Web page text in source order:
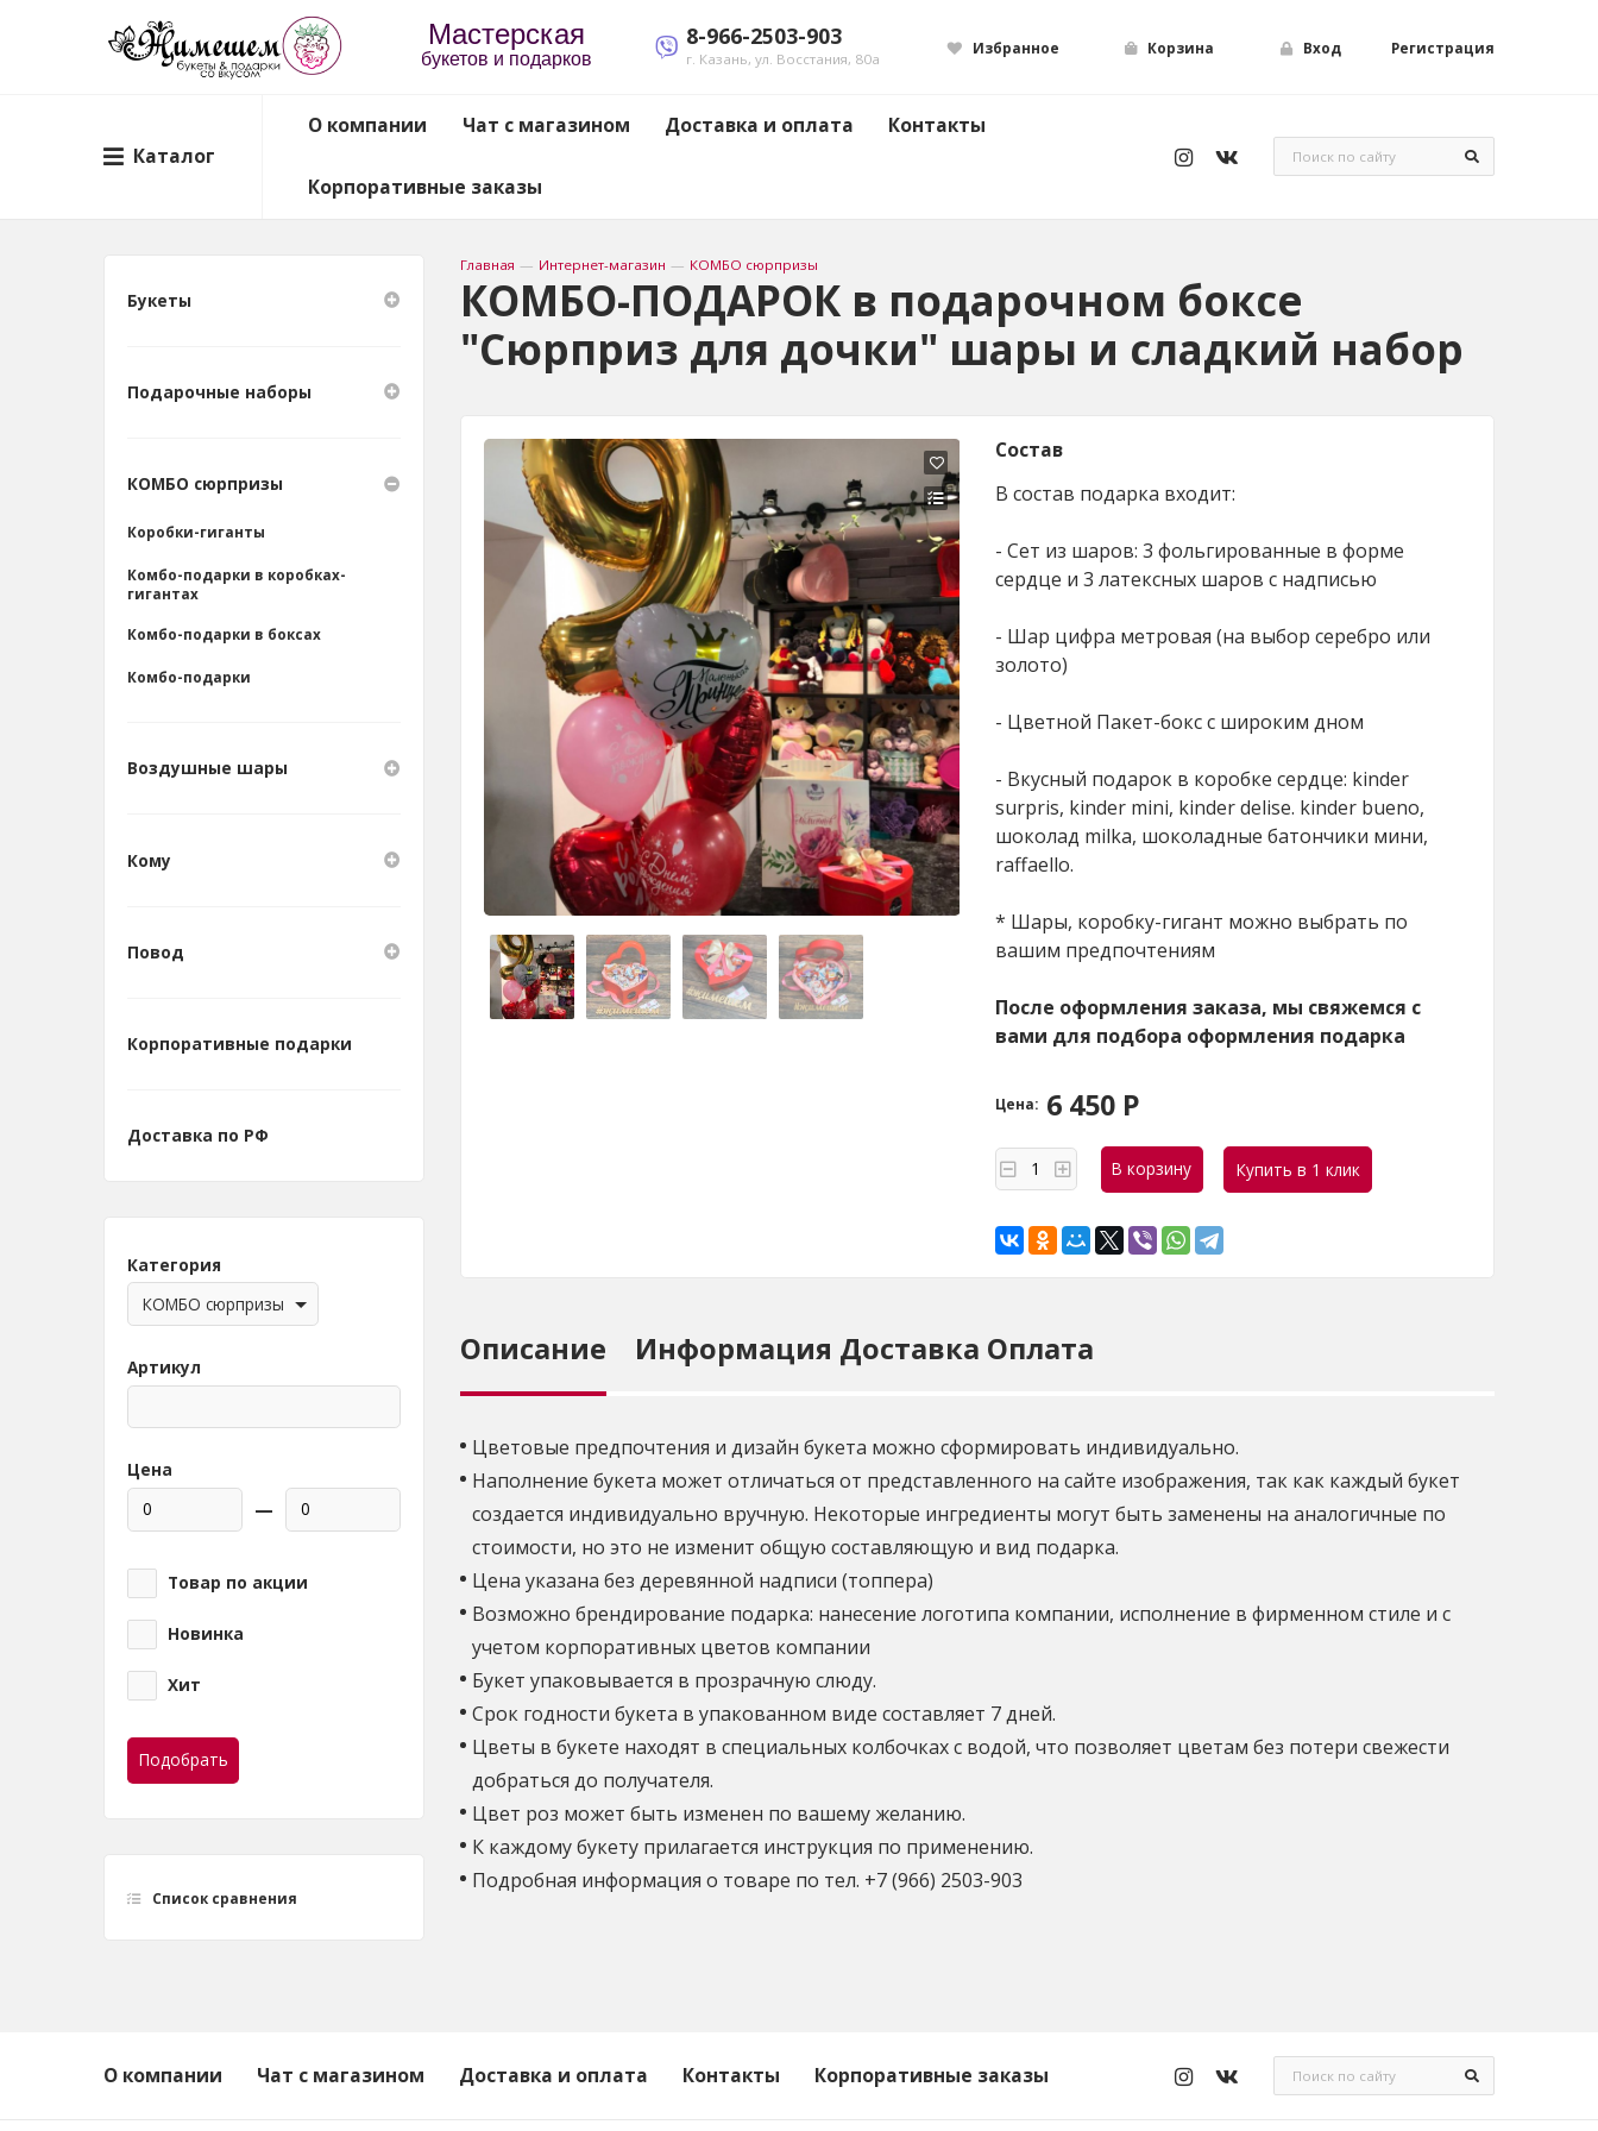
Мастерская
букетов и подарков
8-966-2503-903
г. Казань, ул. Восстания, 80а
Избранное Корзина Вход Регистрация
Каталог
О компании Чат с магазином Доставка и оплата Контакты
Корпоративные заказы
Главная — Интернет-магазин — КОМБО сюрпризы
КОМБО-ПОДАРОК в подарочном боксе
"Сюрприз для дочки" шары и сладкий набор
Состав
В состав подарка входит:
- Сет из шаров: 3 фольгированные в форме
сердце и 3 латексных шаров с надписью
- Шар цифра метровая (на выбор серебро или
золото)
- Цветной Пакет-бокс с широким дном
- Вкусный подарок в коробке сердце: kinder
surpris, kinder mini, kinder delise. kinder bueno,
шоколад milka, шоколадные батончики мини,
raffaello.
* Шары, коробку-гигант можно выбрать по
вашим предпочтениям
После оформления заказа, мы свяжемся с
вами для подбора оформления подарка
Цена: 6 450 Р
Описание Информация Доставка Оплата
Цветовые предпочтения и дизайн букета можно сформировать индивидуально.
Наполнение букета может отличаться от представленного на сайте изображения, так как каждый букет
создается индивидуально вручную. Некоторые ингредиенты могут быть заменены на аналогичные по
стоимости, но это не изменит общую составляющую и вид подарка.
Цена указана без деревянной надписи (топпера)
Возможно брендирование подарка: нанесение логотипа компании, исполнение в фирменном стиле и с
учетом корпоративных цветов компании
Букет упаковывается в прозрачную слюду.
Срок годности букета в упакованном виде составляет 7 дней.
Цветы в букете находят в специальных колбочках с водой, что позволяет цветам без потери свежести
добраться до получателя.
Цвет роз может быть изменен по вашему желанию.
К каждому букету прилагается инструкция по применению.
Подробная информация о товаре по тел. +7 (966) 2503-903
Букеты
Подарочные наборы
КОМБО сюрпризы
Коробки-гиганты
Комбо-подарки в коробках-
гигантах
Комбо-подарки в боксах
Комбо-подарки
Воздушные шары
Кому
Повод
Корпоративные подарки
Доставка по РФ
Категория
КОМБО сюрпризы
Артикул
Цена
—
Товар по акции
Новинка
Хит
Подобрать
Список сравнения
О компании Чат с магазином Доставка и оплата Контакты Корпоративные заказы